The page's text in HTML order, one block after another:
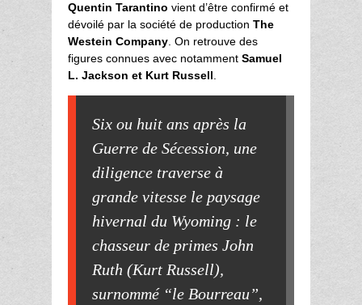
Quentin Tarantino vient d’être confirmé et
dévoilé par la société de production The
Westein Company . On retrouve des
figures connues avec notamment Samuel
L. Jackson et Kurt Russell
Six ou huit ans après la
Guerre de Sécession, une
diligence traverse à
grande vitesse le paysage
hivernal du Wyoming : le
chasseur de primes John
Ruth (Kurt Russell),
surnommé “le Bourreau”,